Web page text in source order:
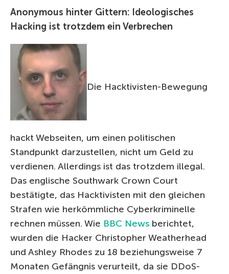
Anonymous hinter Gittern: Ideologisches
Hacking ist trotzdem ein Verbrechen
Die Hacktivisten-Bewegung
hackt Webseiten, um einen politischen
Standpunkt darzustellen, nicht um Geld zu
verdienen. Allerdings ist das trotzdem illegal.
Das englische Southwark Crown Court
bestätigte, das Hacktivisten mit den gleichen
Strafen wie herkömmliche Cyberkriminelle
rechnen müssen. Wie BBC News berichtet,
wurden die Hacker Christopher Weatherhead
und Ashley Rhodes zu 18 beziehungsweise 7
Monaten Gefängnis verurteilt, da sie DDoS-